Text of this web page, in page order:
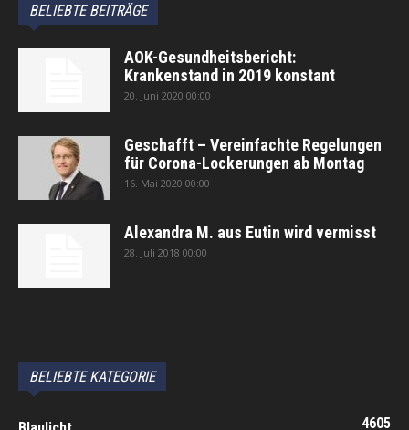
BELIEBTE BEITRÄGE
AOK-Gesundheitsbericht:
Krankenstand in 2019 konstant
20. Juni 2020 00:00
Geschafft – Vereinfachte Regelungen
für Corona-Lockerungen ab Montag
16. Mai 2020 00:00
Alexandra M. aus Eutin wird vermisst
28. Juli 2018 00:00
BELIEBTE KATEGORIE
4605